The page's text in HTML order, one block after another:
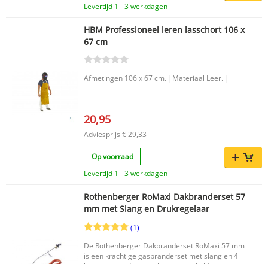
Levertijd 1 - 3 werkdagen
HBM Professioneel leren lasschort 106 x
67 cm
Afmetingen 106 x 67 cm. |Materiaal Leer. |
20,95
Adviesprijs € 29,33
Op voorraad
Levertijd 1 - 3 werkdagen
Rothenberger RoMaxi Dakbranderset 57
mm met Slang en Drukregelaar
(1)
De Rothenberger Dakbranderset RoMaxi 57 mm
is een krachtige gasbranderset met slang en 4